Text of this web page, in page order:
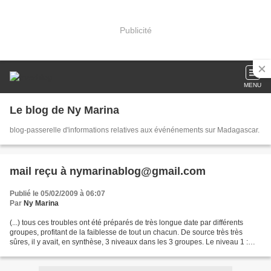
Publicité
MENU
Le blog de Ny Marina
blog-passerelle d'informations relatives aux événénements sur Madagascar.
mail reçu à nymarinablog@gmail.com
Publié le 05/02/2009 à 06:07
Par Ny Marina
(...) tous ces troubles ont été préparés de très longue date par différents
groupes, profitant de la faiblesse de tout un chacun. De source très très
sûres, il y avait, en synthèse, 3 niveaux dans les 3 groupes. Le niveau 1 :